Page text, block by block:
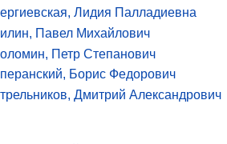
Лидия Палладиевна
Павел Михайлович
Петр Степанович
Борис Федорович
Дмитрий Александрович